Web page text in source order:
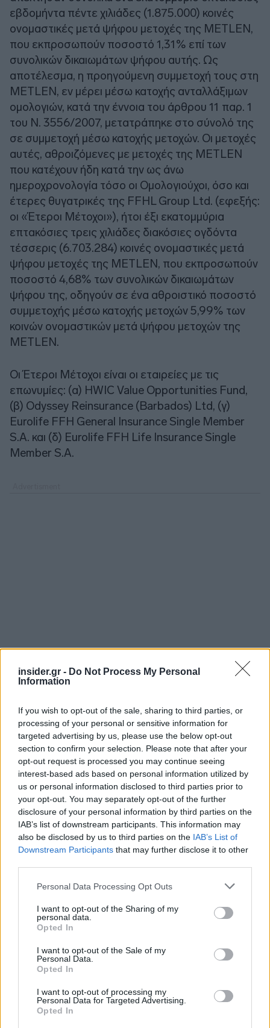
insider.gr - Do Not Process My Personal
Information
If you wish to opt-out of the sale, sharing to third parties, or
processing of your personal or sensitive information for
targeted advertising by us, please use the below opt-out
section to confirm your selection. Please note that after your
opt-out request is processed you may continue seeing
interest-based ads based on personal information utilized by
us or personal information disclosed to third parties prior to
your opt-out. You may separately opt-out of the further
disclosure of your personal information by third parties on the
IAB’s list of downstream participants. This information may
also be disclosed by us to third parties on the IAB’s List of
Downstream Participants that may further disclose it to other
Please note that this website/app uses one or more Google
not limited to your visit or usage behaviour. You may click to
grant or deny consent to Google and its third-party tags to
use your data for below specified purposes in below Google
consent section.
Personal Data Processing Opt Outs
I want to opt-out of the Sharing of my
personal data.
Opted In
I want to opt-out of the Sale of my
Personal Data.
Opted In
I want to opt-out of processing my
Personal Data for Targeted Advertising.
Opted In
εβδομήντα πέντε χιλιάδες (1.875.000) κοινές
ονομαστικές μετά ψήφου μετοχές της METLEN,
που εκπροσωπούν ποσοστό 1,31% επί των
συνολικών δικαιωμάτων ψήφου αυτής. Ως
αποτέλεσμα, η προηγούμενη συμμετοχή τους στη
METLEN, εν μέρει μέσω κατοχής ανταλλάξιμων
ομολογιών, κατά την έννοια του άρθρου 11 παρ. 1
του Ν. 3556/2007, μετατράπηκε στο σύνολό της
σε συμμετοχή μέσω κατοχής μετοχών. Οι μετοχές
αυτές, αθροιζόμενες με μετοχές της METLEN
που κατέχουν ήδη κατά την ως άνω
ημεροχρονολογία τόσο οι Ομολογιούχοι, όσο και
έτερες θυγατρικές της FFHL Group Ltd. (εφεξής:
οι «Έτεροι Μέτοχοι»), ήτοι έξι εκατομμύρια
επτακόσιες τρεις χιλιάδες διακόσιες ογδόντα
τέσσερις (6.703.284) κοινές ονομαστικές μετά
ψήφου μετοχές της METLEN, που εκπροσωπούν
ποσοστό 4,68% των συνολικών δικαιωμάτων
ψήφου της, οδηγούν σε ένα αθροιστικό ποσοστό
συμμετοχής μέσω κατοχής μετοχών 5,99% των
κοινών ονομαστικών μετά ψήφου μετοχών της
METLEN.
Οι Έτεροι Μέτοχοι είναι οι εταιρείες με τις
επωνυμίες: (α) HWIC Value Opportunities Fund,
(β) Odyssey Reinsurance (Barbados) Ltd, (γ)
Eurolife FFH General Insurance Single Member
S.A. και (δ) Eurolife FFH Life Insurance Single
Member S.A.
Η FFHL Group Ltd. ελέγχει, μέσω αλυσίδας
ελεγχόμενων επιχειρήσεων, τους Ομολογιούχους
κατέχει έμμεσα, βάσει του άρθρου 10 περ. (ε) του
Ν. 3556/2007, ποσοστό μεγαλύτερο του 5% των
δικαιωμάτων ψήφου της METLEN. Καμία άλλη
από τις ελεγχόμενες επιχειρήσεις της FFH δεν
κατέχει αυτοτελώς ποσοστό μεγαλύτερο του 5%
των δικαιωμάτων ψήφου της METLEN.